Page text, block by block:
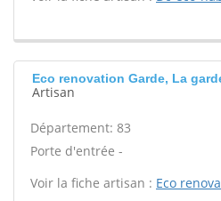
Eco renovation Garde, La
Artisan
Département: 83
Porte d'entrée -
Voir la fiche artisan : Eco